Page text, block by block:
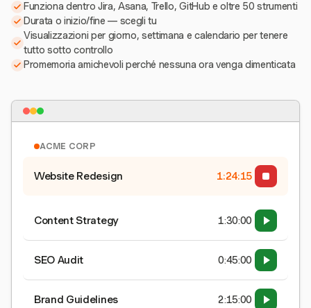
Funziona dentro Jira, Asana, Trello, GitHub e oltre 50 strumenti
Durata o inizio/fine — scegli tu
Visualizzazioni per giorno, settimana e calendario per tenere
tutto sotto controllo
Promemoria amichevoli perché nessuna ora venga dimenticata
ACME CORP
Website Redesign 1:24:15
Content Strategy 1:30:00
SEO Audit 0:45:00
Brand Guidelines 2:15:00